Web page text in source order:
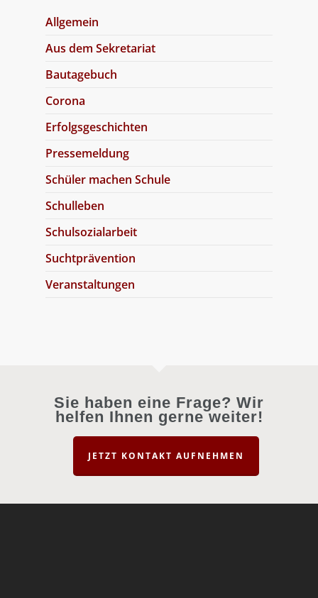
Allgemein
Aus dem Sekretariat
Bautagebuch
Corona
Erfolgsgeschichten
Pressemeldung
Schüler machen Schule
Schulleben
Schulsozialarbeit
Suchtprävention
Veranstaltungen
Sie haben eine Frage? Wir
helfen Ihnen gerne weiter!
JETZT KONTAKT AUFNEHMEN